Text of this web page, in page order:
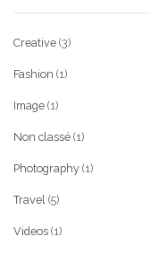
Creative (3)
Fashion (1)
Image (1)
Non classé (1)
Photography (1)
Travel (5)
Videos (1)